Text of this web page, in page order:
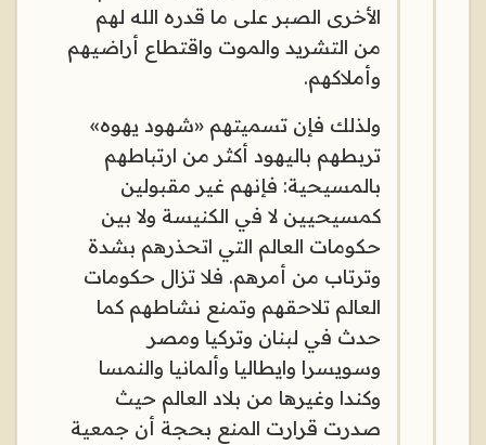
الأخرى الصبر على ما قدره الله لهم
من التشريد والموت واقتطاع أراضيهم
وأملاكهم.
ولذلك فإن تسميتهم «شهود يهوه»
تربطهم باليهود أكثر من ارتباطهم
بالمسيحية: فإنهم غير مقبولين
كمسيحيين لا في الكنيسة ولا بين
حكومات العالم التي اتحذرهم بشدة
وترتاب من أمرهم. فلا تزال حكومات
العالم تلاحقهم وتمنع نشاطهم كما
حدث في لبنان وتركيا ومصر
وسويسرا وايطاليا وألمانيا والنمسا
وكندا وغيرها من بلاد العالم حيث
صدرت قرارت المنع بحجة أن جمعية